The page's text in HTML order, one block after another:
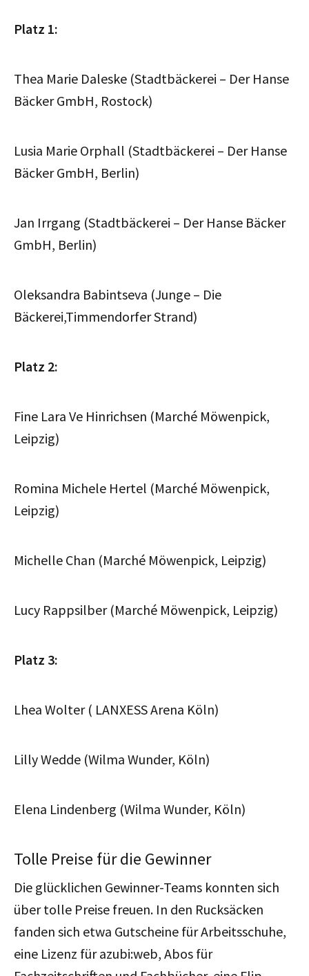
Platz 1:
Thea Marie Daleske (Stadtbäckerei – Der Hanse
Bäcker GmbH, Rostock)
Lusia Marie Orphall (Stadtbäckerei – Der Hanse
Bäcker GmbH, Berlin)
Jan Irrgang (Stadtbäckerei – Der Hanse Bäcker
GmbH, Berlin)
Oleksandra Babintseva (Junge – Die
Bäckerei,Timmendorfer Strand)
Platz 2:
Fine Lara Ve Hinrichsen (Marché Möwenpick,
Leipzig)
Romina Michele Hertel (Marché Möwenpick,
Leipzig)
Michelle Chan (Marché Möwenpick, Leipzig)
Lucy Rappsilber (Marché Möwenpick, Leipzig)
Platz 3:
Lhea Wolter ( LANXESS Arena Köln)
Lilly Wedde (Wilma Wunder, Köln)
Elena Lindenberg (Wilma Wunder, Köln)
Tolle Preise für die Gewinner
Die glücklichen Gewinner-Teams konnten sich
über tolle Preise freuen. In den Rucksäcken
fanden sich etwa Gutscheine für Arbeitsschuhe,
eine Lizenz für azubi:web, Abos für